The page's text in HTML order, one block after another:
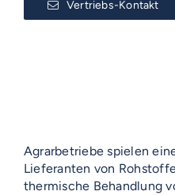
Vertriebs-Kontakt
Agrarbetriebe spielen
Lieferanten von
thermische Behandlung